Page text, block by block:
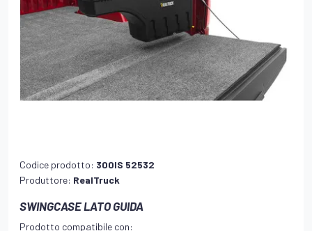
Codice prodotto: 300IS 52532
Produttore: RealTruck
SWINGCASE LATO GUIDA
Prodotto compatibile con: